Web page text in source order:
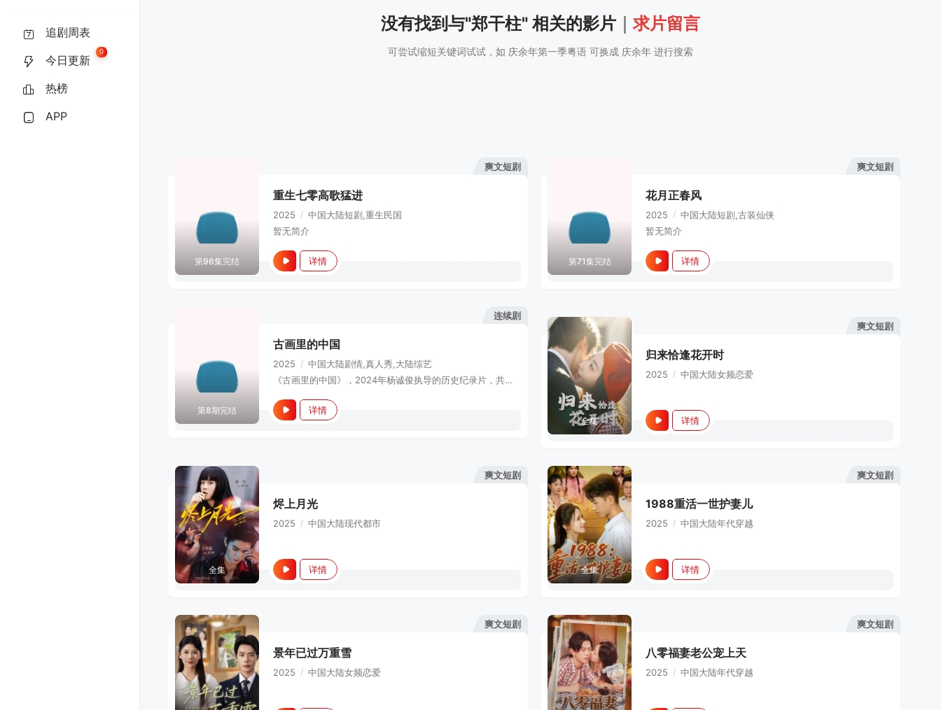
追剧周表
今日更新
0
热榜
APP
没有找到与"郑干柱" 相关的影片 ｜求片留言
可尝试缩短关键词试试，如 庆余年第一季粤语 可换成 庆余年 进行搜索
爽文短剧
第96集完结
重生七零高歌猛进
2025 / 中国大陆短剧,重生民国
暂无简介
详情
爽文短剧
第71集完结
花月正春风
2025 / 中国大陆短剧,古装仙侠
暂无简介
详情
连续剧
第8期完结
古画里的中国
2025 / 中国大陆剧情,真人秀,大陆综艺
《古画里的中国》，2024年杨诚俊执导的历史纪录片，共八集。该片故事从史前开始讲述，横跨春秋战国、秦汉、魏晋南北朝、隋唐、五代十国至北宋天禧年间，通过解密中国古代岩画、壁画、墓室画、漆画、木版画、绢本
详情
爽文短剧
全集
归来恰逢花开时
2025 / 中国大陆女频恋爱
详情
爽文短剧
全集
烬上月光
2025 / 中国大陆现代都市
详情
爽文短剧
全集
1988重活一世护妻儿
2025 / 中国大陆年代穿越
详情
爽文短剧
景年已过万重雪
2025 / 中国大陆女频恋爱
爽文短剧
八零福妻老公宠上天
2025 / 中国大陆年代穿越